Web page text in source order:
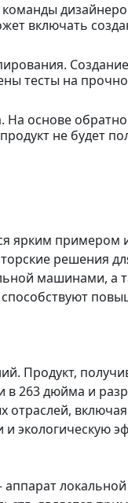
включать
тесты на
основе
не будет
ярким примером
решения
машинами, а
Продукт,
в 263 дюйма и
экологическую
аппарат